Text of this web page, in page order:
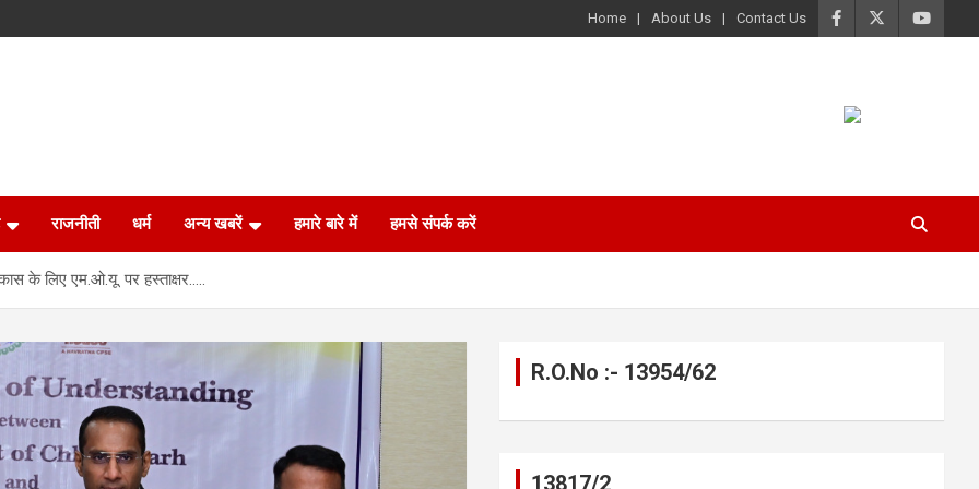
Home About Us Contact Us
राजनीती धर्म अन्य खबरें हमारे बारे में हमसे संपर्क करें
के लिए एम.ओ.यू. पर हस्ताक्षर…..
R.O.No :- 13954/62
13817/2